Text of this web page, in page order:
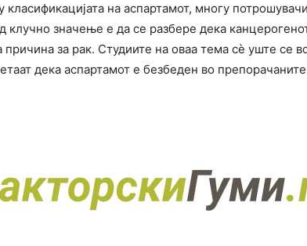
на аспартамот, многу
клучно значење е да се разбере дека
за рак. Студиите на оваа тема сè уште се
дека аспартамот е безбеден во